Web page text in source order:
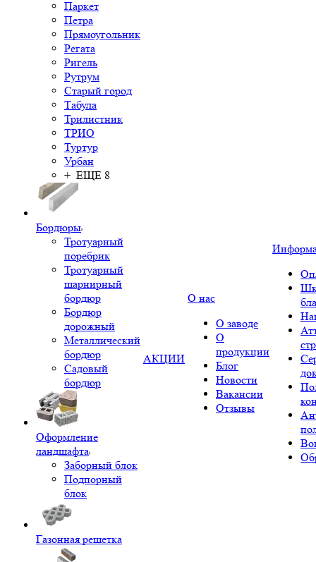
Паркет
Петра
Прямоугольник
Регата
Ригель
Рутрум
Старый город
Табула
Трилистник
ТРИО
Туртур
Урбан
+ ЕЩЕ 8
Бордюры
Тротуарный
поребрик
Тротуарный
шарнирный
бордюр
Бордюр
дорожный
Металлический
бордюр
Садовый
бордюр
Оформление
ландшафта
Заборный блок
Подпорный
блок
Газонная решетка
АКЦИИ
О нас
О заводе
О
продукции
Блог
Новости
Вакансии
Отзывы